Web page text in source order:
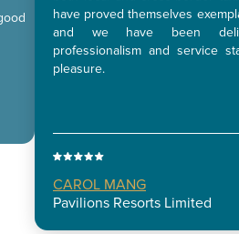
have proved themselves
and we have been
professionalism and service
pleasure.
CAROL MANG
Pavilions Resorts Limited